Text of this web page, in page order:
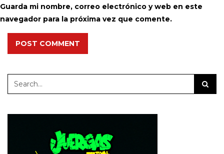
Guarda mi nombre, correo electrónico y web en este
navegador para la próxima vez que comente.
POST COMMENT